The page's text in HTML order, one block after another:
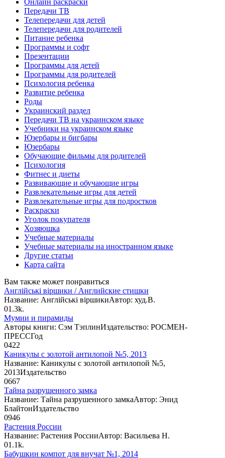
Передачи ТВ
Телепередачи для детей
Телепередачи для родителей
Питание ребенка
Программы и софт
Презентации
Программы для детей
Программы для родителей
Психология ребенка
Развитие ребенка
Роды
Украинский раздел
Передачи ТВ на украинском языке
Учебники на украинском языке
Юзербары и бигбары
Юзербары
Обучающие фильмы для родителей
Психология
Фитнес и диеты
Развивающие и обучающие игры
Развлекательные игры для детей
Развлекательные игры для подростков
Раскраски
Уголок покупателя
Хозяюшка
Учебные материалы
Учебные материалы на иностранном языке
Другие статьи
Карта сайта
Вам также может понравиться
Англійські віршики / Английские стишки
Название: Англійські віршикиАвтор: худ.В.
01.3k.
Мумии и пирамиды
Авторы книги: Сэм ТэплинИздательство: РОСМЕН-
ПРЕССГод
0422
Каникулы с золотой антилопой №5, 2013
Название: Каникулы с золотой антилопой №5,
2013Издательство
0667
Тайна разрушенного замка
Название: Тайна разрушенного замкаАвтор: Энид
БлайтонИздательство
0946
Растения России
Название: Растения РоссииАвтор: Васильева Н.
01.1k.
Бабушкин компот для внучат №1, 2014